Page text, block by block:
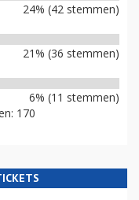
24% (42 stemmen)
21% (36 stemmen)
6% (11 stemmen)
170